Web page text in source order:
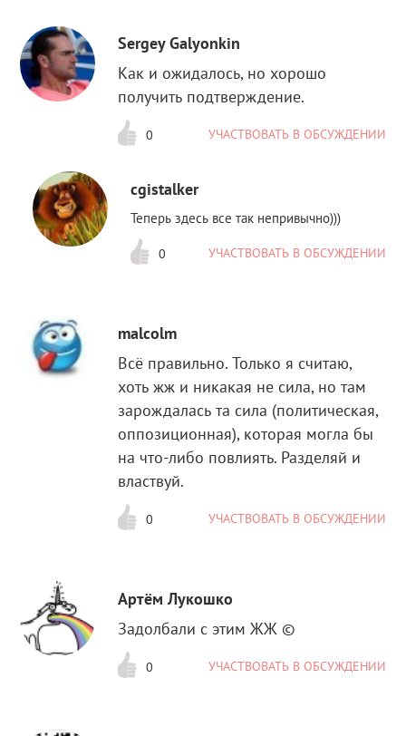
Sergey Galyonkin
Как и ожидалось, но хорошо
получить подтверждение.
0 УЧАСТВОВАТЬ В ОБСУЖДЕНИИ
cgistalker
Теперь здесь все так непривычно)))
0 УЧАСТВОВАТЬ В ОБСУЖДЕНИИ
malcolm
Всё правильно. Только я считаю,
хоть жж и никакая не сила, но там
зарождалась та сила (политическая,
оппозиционная), которая могла бы
на что-либо повлиять. Разделяй и
властвуй.
0 УЧАСТВОВАТЬ В ОБСУЖДЕНИИ
Артём Лукошко
Задолбали с этим ЖЖ ©
0 УЧАСТВОВАТЬ В ОБСУЖДЕНИИ